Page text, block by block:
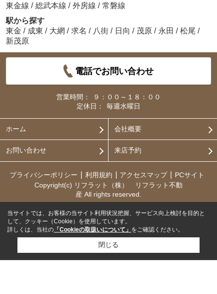
東金線 / 総武本線 / 外房線 / 常磐線
駅から探す
東金 / 成東 / 大網 / 求名 / 八街 / 日向 / 茂原 / 永田 / 松尾 /
新茂原
電話でお問い合わせ
営業時間：
９：００～１８：００
定休日：
毎週水曜日
ホーム 会社概要
お問い合わせ 来店予約
プライバシーポリシー 利用規約 アクセスマップ
PCサイト
Copyright(c) リフラット（株） リフラット不動
産 All rights reserved.
当サイトでは、お客様の当サイト利用状況把握、サービス向上検討を目的と
して、クッキー（Cookie）を使用しています。
詳しくは、当社の 「Cookieの取扱いについて」 をご確認ください。
閉じる